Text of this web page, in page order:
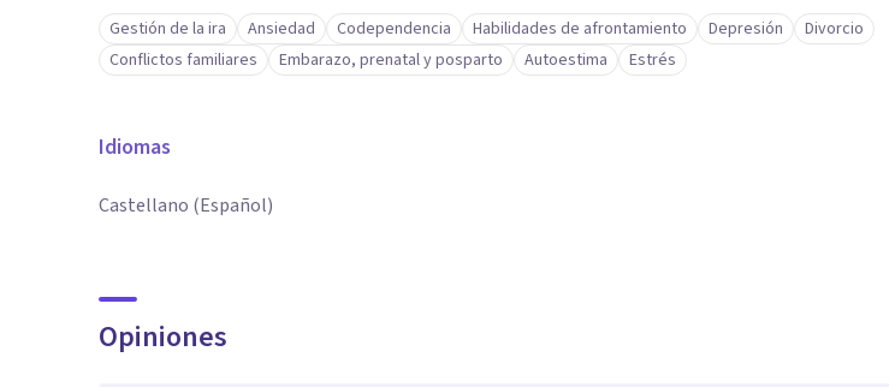
Gestión de la ira Ansiedad Codependencia Habilidades de afrontamiento Depresión
Divorcio
Conflictos familiares
Embarazo, prenatal y posparto Autoestima Estrés
Idiomas
Castellano (Español)
Opiniones